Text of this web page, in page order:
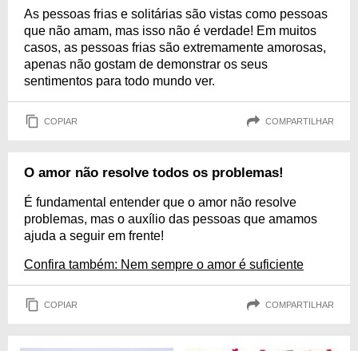
As pessoas frias e solitárias são vistas como pessoas
que não amam, mas isso não é verdade! Em muitos
casos, as pessoas frias são extremamente amorosas,
apenas não gostam de demonstrar os seus
sentimentos para todo mundo ver.
COPIAR COMPARTILHAR
O amor não resolve todos os problemas!
É fundamental entender que o amor não resolve
problemas, mas o auxílio das pessoas que amamos
ajuda a seguir em frente!
Confira também: Nem sempre o amor é suficiente
COPIAR COMPARTILHAR